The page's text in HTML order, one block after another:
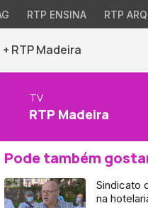
RTP ENSINA RTP
+ RTP Madeira
TV
RTP Madeira
Pode também
Sindicato
na